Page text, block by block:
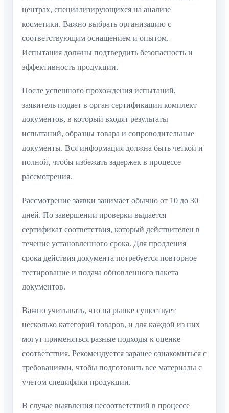
центрах, специализирующихся на анализе
косметики. Важно выбрать организацию с
соответствующим оснащением и опытом.
Испытания должны подтвердить безопасность и
эффективность продукции.
После успешного прохождения испытаний,
заявитель подает в орган сертификации комплект
документов, в который входят результаты
испытаний, образцы товара и сопроводительные
документы. Вся информация должна быть четкой и
полной, чтобы избежать задержек в процессе
рассмотрения.
Рассмотрение заявки занимает обычно от 10 до 30
дней. По завершении проверки выдается
сертификат соответствия, который действителен в
течение установленного срока. Для продления
срока действия документа потребуется повторное
тестирование и подача обновленного пакета
документов.
Важно учитывать, что на рынке существует
несколько категорий товаров, и для каждой из них
могут применяться разные подходы к оценке
соответствия. Рекомендуется заранее ознакомиться с
требованиями, чтобы подготовить все материалы с
учетом специфики продукции.
В случае выявления несоответствий в процессе